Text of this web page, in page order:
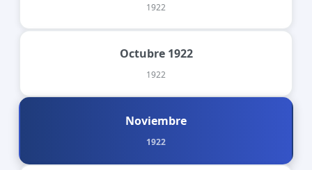
1922
Octubre 1922
1922
Noviembre
1922